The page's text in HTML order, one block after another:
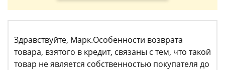
Здравствуйте, Марк.Особенности возврата
товара, взятого в кредит, связаны с тем, что такой
товар не является собственностью покупателя до